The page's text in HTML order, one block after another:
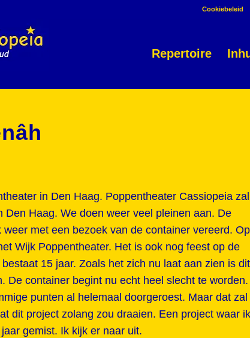
Cookiebeleid
Repertoire
in Den Haag. Poppentheater Cassiopeia zal
Haag. We doen weer veel pleinen aan. De
met een bezoek van de container vereerd. Op
Wijk Poppentheater. Het is ook nog feest op de
15 jaar. Zoals het zich nu laat aan zien is dit
De container begint nu echt heel slecht te worden.
punten al helemaal doorgeroest. Maar dat zal
dit project zolang zou draaien. Een project waar ik
gemist. Ik kijk er naar uit.